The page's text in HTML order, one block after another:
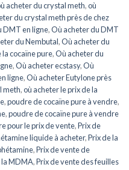
acheter du crystal meth,où
du crystal meth près de chez
DMT en ligne,Où acheter du DMT
du Nembutal,Où acheter du
cocaïne pure,Où acheter du
,Où acheter ecstasy,Où
ligne,Où acheter Eutylone près
meth,où acheter le prix de la
,poudre de cocaïne pure à vendre,
,poudre de cocaïne pure à vendre
pour le prix de vente,Prix de
liquide à acheter,Prix de la
,Prix de vente de
la MDMA,Prix de vente des feuilles